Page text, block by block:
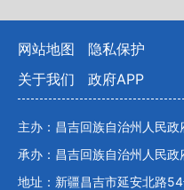
网站地图 隐私保护
关于我们
政府APP
主办：昌吉回族自治州人民政
承办：昌吉回族自治州人民
地址：新疆昌吉市延安北路